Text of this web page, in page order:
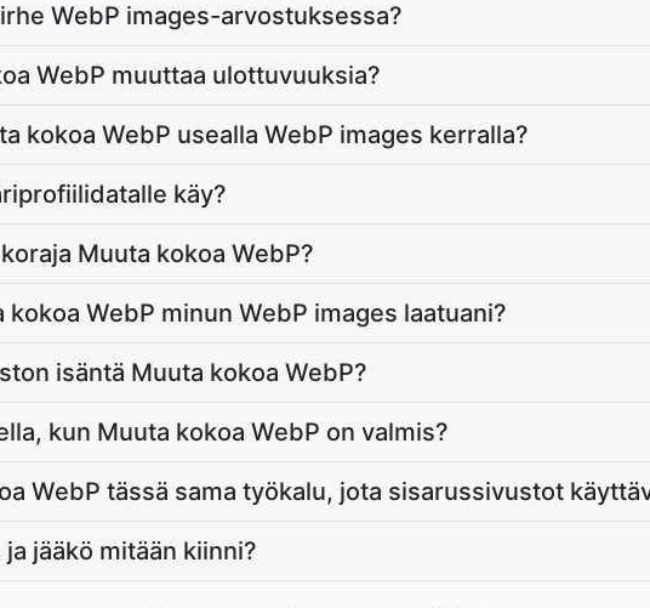
WebP images-arvostuksessa?
WebP muuttaa ulottuvuuksia?
kokoa WebP usealla WebP images kerralla?
käy?
Muuta kokoa WebP?
WebP minun WebP images laatuani?
isäntä Muuta kokoa WebP?
kun Muuta kokoa WebP on valmis?
WebP tässä sama työkalu, jota sisarussivustot
jääkö mitään kiinni?